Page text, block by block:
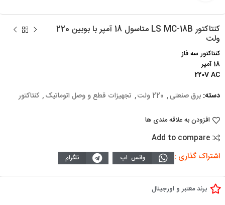
کنتاکتور LS MC-18B متاسول 18 آمپر با بوبین 220
ولت
کنتاکتور سه فاز
18 آمپر
220V AC
دسته: برق صنعتی, 220 ولت , تجهیزات قطع و وصل اتوماتیک, کنتاکتور
افزودن به علاقه مندی ها
Add to compare
اشتراک گذاری : واتس اپ تلگرام
برند معتبر و اورجینال